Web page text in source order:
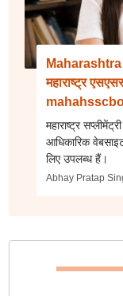
महाराष्ट्र
महाराष्ट्र
आधिकारिक
लिए उपलब्ध हैं।
Abhay Pratap